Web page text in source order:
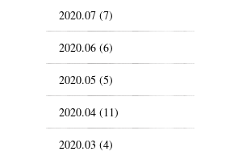
2020.07 (7)
2020.06 (6)
2020.05 (5)
2020.04 (11)
2020.03 (4)